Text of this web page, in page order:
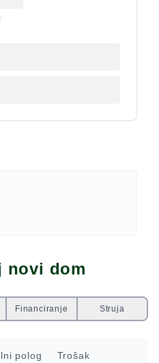
je podno, 4 klima
spavaćih soba na katu.
novi dom
Financiranje Struja
polog
Trošak